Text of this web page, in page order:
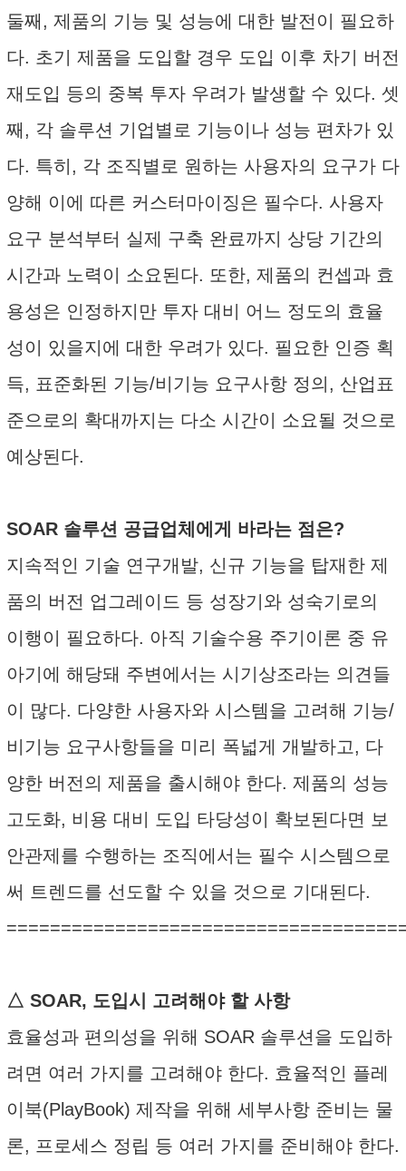
둘째, 제품의 기능 및 성능에 대한 발전이 필요하
다. 초기 제품을 도입할 경우 도입 이후 차기 버전
재도입 등의 중복 투자 우려가 발생할 수 있다. 셋
째, 각 솔루션 기업별로 기능이나 성능 편차가 있
다. 특히, 각 조직별로 원하는 사용자의 요구가 다
양해 이에 따른 커스터마이징은 필수다. 사용자
요구 분석부터 실제 구축 완료까지 상당 기간의
시간과 노력이 소요된다. 또한, 제품의 컨셉과 효
용성은 인정하지만 투자 대비 어느 정도의 효율
성이 있을지에 대한 우려가 있다. 필요한 인증 획
득, 표준화된 기능/비기능 요구사항 정의, 산업표
준으로의 확대까지는 다소 시간이 소요될 것으로
예상된다.
SOAR 솔루션 공급업체에게 바라는 점은?
지속적인 기술 연구개발, 신규 기능을 탑재한 제
품의 버전 업그레이드 등 성장기와 성숙기로의
이행이 필요하다. 아직 기술수용 주기이론 중 유
아기에 해당돼 주변에서는 시기상조라는 의견들
이 많다. 다양한 사용자와 시스템을 고려해 기능/
비기능 요구사항들을 미리 폭넓게 개발하고, 다
양한 버전의 제품을 출시해야 한다. 제품의 성능
고도화, 비용 대비 도입 타당성이 확보된다면 보
안관제를 수행하는 조직에서는 필수 시스템으로
써 트렌드를 선도할 수 있을 것으로 기대된다.
△ SOAR, 도입시 고려해야 할 사항
효율성과 편의성을 위해 SOAR 솔루션을 도입하
려면 여러 가지를 고려해야 한다. 효율적인 플레
이북(PlayBook) 제작을 위해 세부사항 준비는 물
론, 프로세스 정립 등 여러 가지를 준비해야 한다.